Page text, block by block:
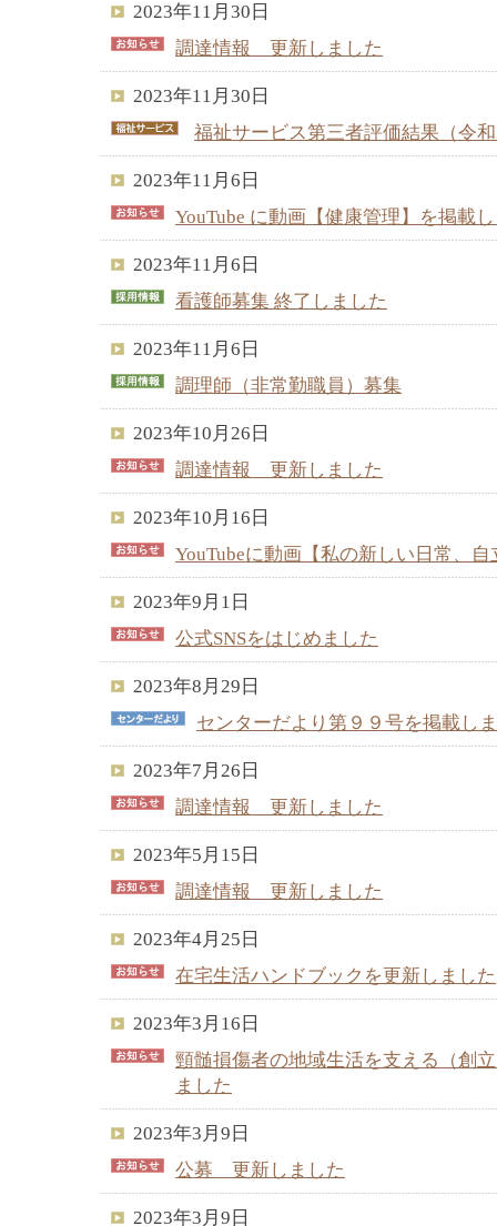
2023年11月30日
調達情報 更新しました
2023年11月30日
福祉サービス第三者評価結果（令
2023年11月6日
YouTube に動画【健康管理】を掲載
2023年11月6日
看護師募集 終了しました
2023年11月6日
調理師（非常勤職員）募集
2023年10月26日
調達情報 更新しました
2023年10月16日
YouTubeに動画【私の新しい日常、
2023年9月1日
公式SNSをはじめました
2023年8月29日
センターだより第９９号を掲載し
2023年7月26日
調達情報 更新しました
2023年5月15日
調達情報 更新しました
2023年4月25日
在宅生活ハンドブックを更新しました
2023年3月16日
頸髄損傷者の地域生活を支える（創
ました
2023年3月9日
公募 更新しました
2023年3月9日